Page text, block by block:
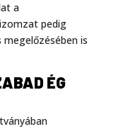
a
pedig
is
ÉG